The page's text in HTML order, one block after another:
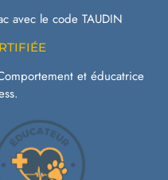
avec le code TAUDIN
et éducatrice